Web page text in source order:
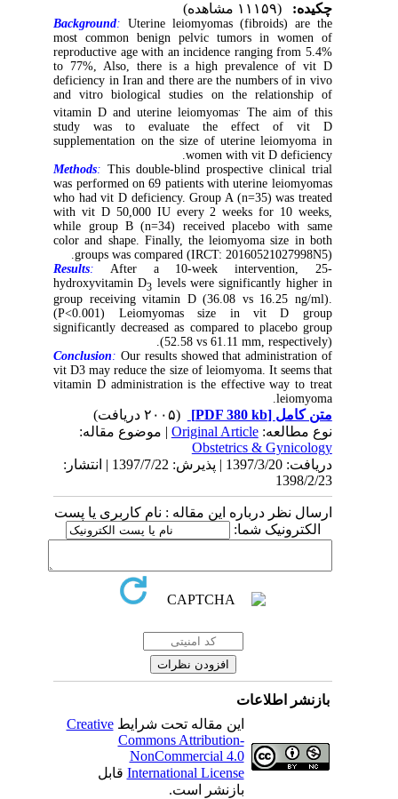
چکیده:
Background :Uterine leiomyomas (fibroids) are the
most common benign pelvic tumors in women of
reproductive age with an incidence ranging from 5.4%
to 77%, Also, there is a high prevalence of vit D
deficiency in Iran and there are the numbers of in vivo
and vitro biological studies on the relationship of
vitamin D and uterine leiomyomas.The aim of this
study was to evaluate the effect of vit D
supplementation on the size of uterine leiomyoma in
women with vit D deficiency.
Methods:This double-blind prospective clinical trial
was performed on 69 patients with uterine leiomyomas
who had vit D deficiency. Group A (n=35) was treated
with vit D 50,000 IU every 2 weeks for 10 weeks,
while group B (n=34) received placebo with same
color and shape. Finally, the leiomyoma size in both
groups was compared (IRCT: 20160521027998N5).
Results
After a 10-week intervention, 25-
hydroxyvitamin D3levels were significantly higher in
group receiving vitamin D (36.08 vs 16.25 ng/ml).
(P<0.001) Leiomyomas size in vit D group
significantly decreased as compared to placebo group
(52.58 vs 61.11 mm, respectively).
Conclusion: Our results showed that administration of
vit D3 may reduce the size of leiomyoma. It seems that
vitamin D administration is the effective way to treat
leiomyoma.
متن کامل[PDF 380 kb]
نوع مطالعه:Original Article| موضوع مقاله:
Obstetrics & Gynicology
دریافت: 1397/3/20 | پذیرش: 1397/7/22 | انتشار:
1398/2/23
ارسال نظر درباره این مقاله : نام کاربری یا پست
الکترونیک شما:
بازنشر اطلاعات
این مقاله تحت شرایطCreative
Commons Attribution-
NonCommercial 4.0
International Licenseقابل
بازنشر است.